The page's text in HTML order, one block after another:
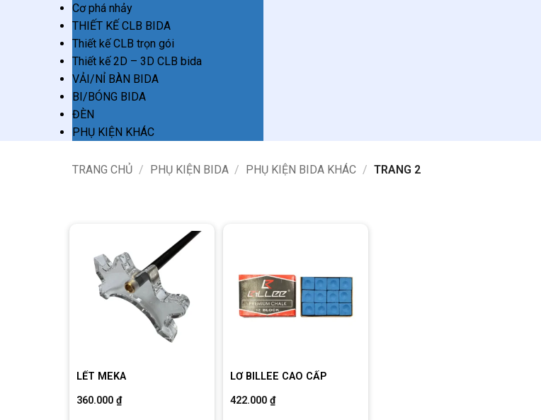
Cơ phá nhảy
THIẾT KẾ CLB BIDA
Thiết kế CLB trọn gói
Thiết kế 2D – 3D CLB bida
VẢI/NỈ BÀN BIDA
BI/BÓNG BIDA
ĐÈN
PHỤ KIỆN KHÁC
TRANG CHỦ / PHỤ KIỆN BIDA / PHỤ KIỆN BIDA KHÁC / TRANG 2
LẾT MEKA
360.000 ₫
LƠ BILLEE CAO CẤP
422.000 ₫